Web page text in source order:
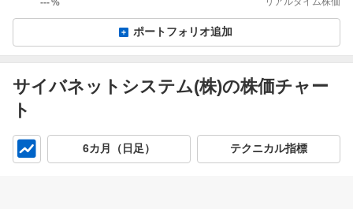
ポートフォリオ追加
サイバネットシステム(株)の株価チャー
ト
6カ月（日足） テクニカル指標